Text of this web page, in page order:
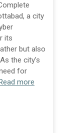
a city
its
but also
the city’s
for
Read more